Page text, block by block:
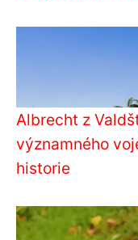
Albrecht z
významného
historie